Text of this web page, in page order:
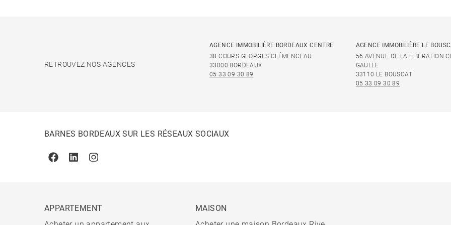
RETROUVEZ NOS AGENCES
AGENCE IMMOBILIÈRE BORDEAUX CENTRE
38 COURS GEORGES CLÉMENCEAU
33000 BORDEAUX
05 33 09 30 89
AGENCE IMMOBILIÈRE LE
56 AVENUE DE LA LIBÉRATION
GAULLE
33110 LE BOUSCAT
05 33 09 30 89
BARNES BORDEAUX SUR LES RÉSEAUX SOCIAUX
FacebookLinkedinInstagram
APPARTEMENT
MAISON